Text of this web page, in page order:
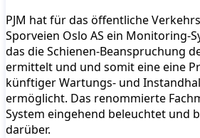
PJM hat für das öffentliche
Sporveien Oslo AS ein Monitoring-
das die Schienen-Beanspruchung
ermittelt und und somit eine eine
künftiger Wartungs- und
ermöglicht. Das renommierte
System eingehend beleuchtet und
darüber.